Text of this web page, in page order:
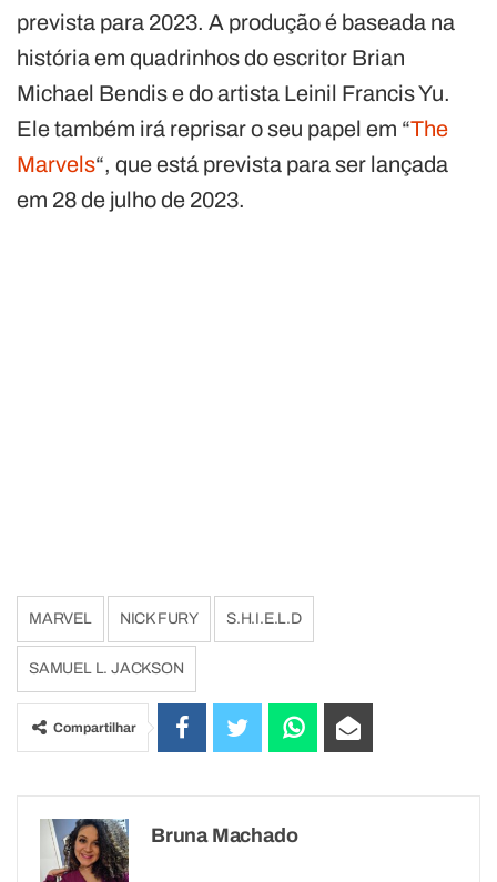
prevista para 2023. A produção é baseada na
história em quadrinhos do escritor Brian
Michael Bendis e do artista Leinil Francis Yu.
Ele também irá reprisar o seu papel em “The
Marvels“, que está prevista para ser lançada
em 28 de julho de 2023.
MARVEL NICK FURY S.H.I.E.L.D
SAMUEL L. JACKSON
Compartilhar
Bruna Machado